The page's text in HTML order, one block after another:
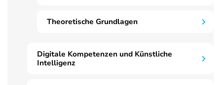
Theoretische Grundlagen
Digitale Kompetenzen und Künstliche
Intelligenz